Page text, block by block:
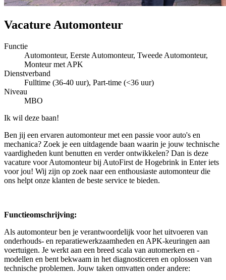
Vacature Automonteur
Functie
Automonteur, Eerste Automonteur, Tweede Automonteur,
Monteur met APK
Dienstverband
Fulltime (36-40 uur), Part-time (<36 uur)
Niveau
MBO
Ik wil deze baan!
Ben jij een ervaren automonteur met een passie voor auto's en
mechanica? Zoek je een uitdagende baan waarin je jouw technische
vaardigheden kunt benutten en verder ontwikkelen? Dan is deze
vacature voor Automonteur bij AutoFirst de Hogebrink in Enter iets
voor jou! Wij zijn op zoek naar een enthousiaste automonteur die
ons helpt onze klanten de beste service te bieden.
Functieomschrijving:
Als automonteur ben je verantwoordelijk voor het uitvoeren van
onderhouds- en reparatiewerkzaamheden en APK-keuringen aan
voertuigen. Je werkt aan een breed scala van automerken en -
modellen en bent bekwaam in het diagnosticeren en oplossen van
technische problemen. Jouw taken omvatten onder andere: